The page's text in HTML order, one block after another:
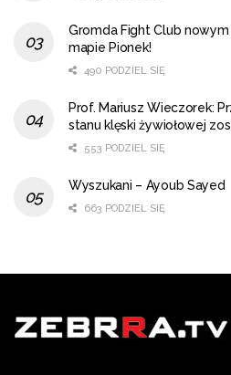
Gromda Fight Club
mapie Pionek!
490 PODZIEL SIĘ
Prof. Mariusz Wieczorek:
stanu klęski żywiołowej
553 PODZIEL SIĘ
Wyszukani – Ayoub Sayed
663 PODZIEL SIĘ